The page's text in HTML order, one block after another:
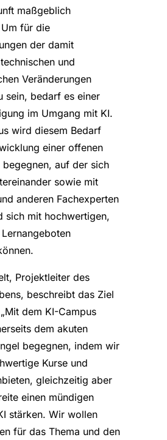
maßgeblich
für die
der damit
und
Veränderungen
sein, bedarf es einer
im Umgang mit KI.
wird diesem Bedarf
einer offenen
auf der sich
sowie mit
anderen Fachexperten
sich mit hochwertigen,
Projektleiter des
beschreibt das Ziel
dem KI-Campus
dem akuten
begegnen, indem wir
Kurse und
gleichzeitig aber
einen mündigen
stärken. Wir wollen
für das Thema und den